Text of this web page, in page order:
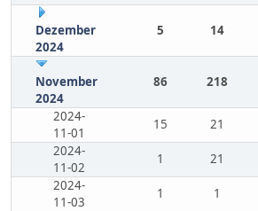
Dezember
2024
5 14
November
2024
86 218
2024-
11-01
15 21
2024-
11-02
1 21
2024-
11-03
1 1